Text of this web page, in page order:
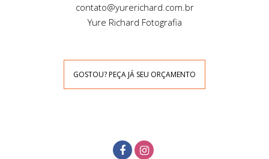
contato@yurerichard.com.br
Yure Richard Fotografia
GOSTOU? PEÇA JÁ SEU ORÇAMENTO